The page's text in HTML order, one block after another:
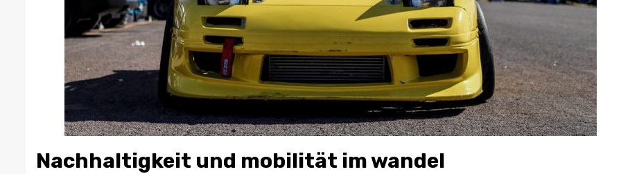
Nachhaltigkeit und mobilität im wandel